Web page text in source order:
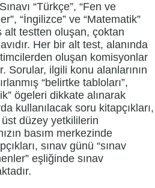
“Türkçe”, “Fen ve
“İngilizce” ve “Matematik”
testten oluşan, çoktan
Her bir alt test, alanında
oluşan komisyonlar
Sorular, ilgili konu alanlarının
“belirtke tabloları”,
ögeleri dikkate alınarak
kullanılacak soru kitapçıkları,
düzey yetkililerin
basım merkezinde
sınav günü “sınav
eşliğinde sınav